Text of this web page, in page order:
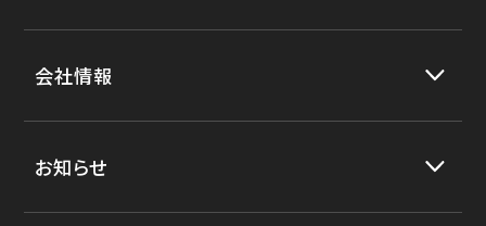
会社情報
お知らせ